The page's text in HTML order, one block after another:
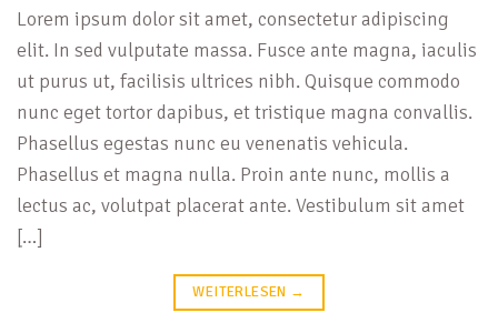
Lorem ipsum dolor sit amet, consectetur adipiscing
elit. In sed vulputate massa. Fusce ante magna, iaculis
ut purus ut, facilisis ultrices nibh. Quisque commodo
nunc eget tortor dapibus, et tristique magna convallis.
Phasellus egestas nunc eu venenatis vehicula.
Phasellus et magna nulla. Proin ante nunc, mollis a
lectus ac, volutpat placerat ante. Vestibulum sit amet
[…]
WEITERLESEN →